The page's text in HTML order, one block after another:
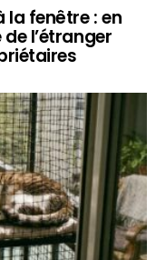
la fenêtre : en
l’étranger